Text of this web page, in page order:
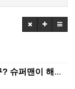
맨이 해결사! ?…